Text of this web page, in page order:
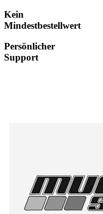
Kein
Mindestbestellwert
Persönlicher
Support